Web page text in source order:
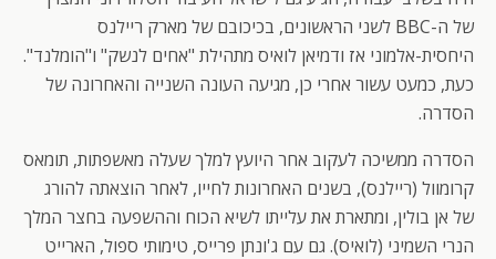
של ה-BBC לשני הראשונים, בכיכובם של מארק ריילנס
היחסית-אלמוני אז ודמיאן לואיס מתהילת "אחים לנשק" ו"הומלנד".
כעת, כמעט עשור אחרי כן, מגיעה העונה השנייה והאחרונה של
הסדרה.
הסדרה ממשיכה לעקוב אחר היועץ למלך שעלה מאשפתות, תומאס
קרומוול (ריילנס), בשנים האחרונות לחייו, לאחר הוצאתה להורג
של אן בולין, ומתארת את עלייתו לשיא הכוח וההשפעה בחצר המלך
הנרי השמיני (לואיס). גם עם ג'ונתן פרייס, טימותי ספול, הארייט